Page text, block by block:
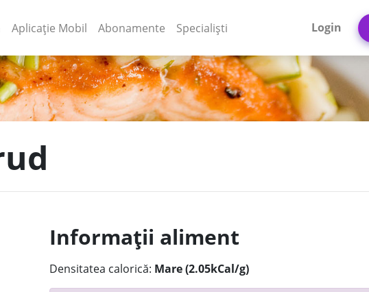
(current)
Aplicație Mobil (current)
Abonamente Specialiști Login
Informații aliment
Densitatea calorică: Mare (2.05kCal/g)